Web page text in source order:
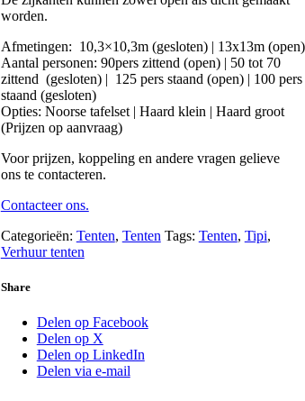
worden.
Afmetingen: 10,3×10,3m (gesloten) | 13x13m (open)
Aantal personen: 90pers zittend (open) | 50 tot 70
zittend (gesloten) | 125 pers staand (open) | 100 pers
staand (gesloten)
Opties: Noorse tafelset | Haard klein | Haard groot
(Prijzen op aanvraag)
Voor prijzen, koppeling en andere vragen gelieve
ons te contacteren.
Contacteer ons.
Categorieën: Tenten, Tenten Tags: Tenten, Tipi,
Verhuur tenten
Share
Delen op Facebook
Delen op X
Delen op LinkedIn
Delen via e-mail